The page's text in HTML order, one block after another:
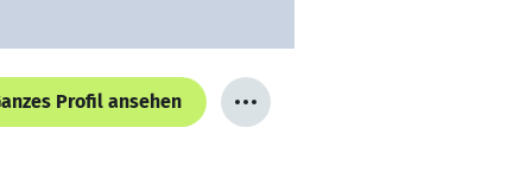
Profil ansehen